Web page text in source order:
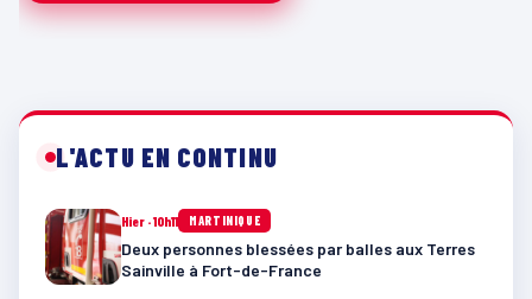
L'ACTU EN CONTINU
Hier · 10h11 MARTINIQUE
Deux personnes blessées par balles aux Terres
Sainville à Fort-de-France